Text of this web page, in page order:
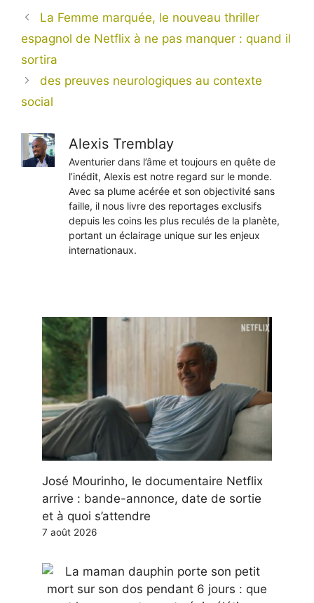
La Femme marquée, le nouveau thriller
espagnol de Netflix à ne pas manquer : quand il
sortira
des preuves neurologiques au contexte
social
Alexis Tremblay
Aventurier dans l’âme et toujours en quête de
l’inédit, Alexis est notre regard sur le monde.
Avec sa plume acérée et son objectivité sans
faille, il nous livre des reportages exclusifs
depuis les coins les plus reculés de la planète,
portant un éclairage unique sur les enjeux
internationaux.
José Mourinho, le documentaire Netflix
arrive : bande-annonce, date de sortie
et à quoi s’attendre
7 août 2026